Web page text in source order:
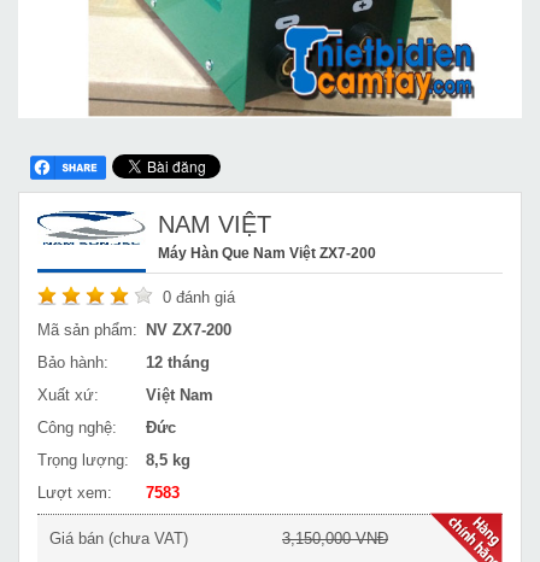
NAM VIỆT
Máy Hàn Que Nam Việt ZX7-200
0 đánh giá
Mã sản phẩm:
NV ZX7-200
Bảo hành:
12 tháng
Xuất xứ:
Việt Nam
Công nghệ:
Đức
Trọng lượng:
8,5 kg
Lượt xem:
7583
Giá bán (chưa VAT)
3,150,000 VNĐ